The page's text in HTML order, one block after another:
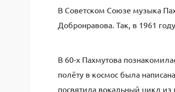
В Советском Союзе музыка
Добронравова. Так, в 1961
В 60-х Пахмутова
полёту в космос была
посвятила вокальный цикл